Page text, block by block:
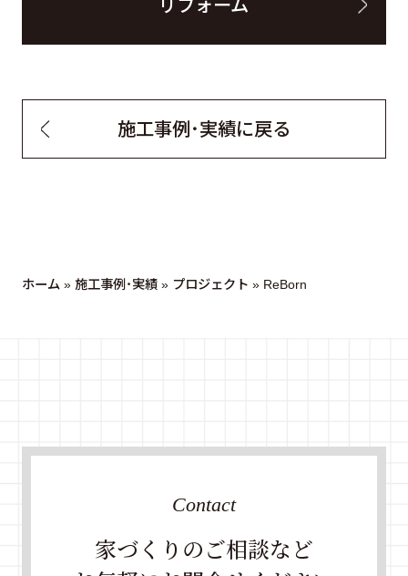
リフォーム
施工事例・実績に戻る
ホーム » 施工事例・実績» プロジェクト » ReBorn
家づくりのご相談など
Contact